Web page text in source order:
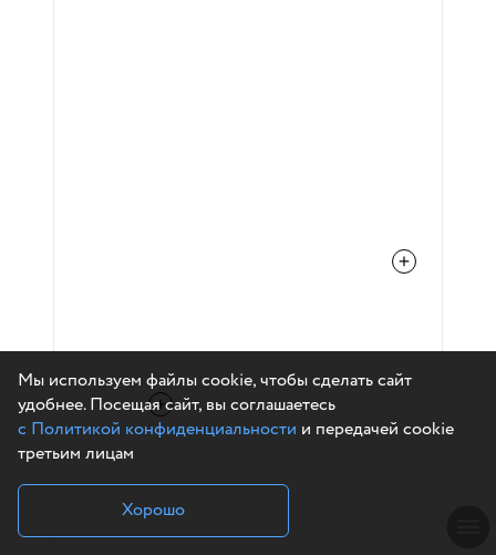
Мы используем файлы cookie, чтобы сделать сайт
удобнее. Посещая сайт, вы соглашаетесь
с Политикой конфиденциальности и передачей cookie
третьим лицам
Хорошо